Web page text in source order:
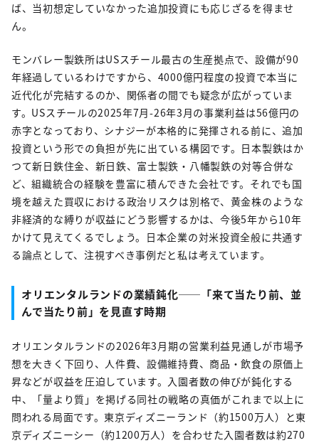
ば、当初想定していなかった追加投資にも応じざるを得ませ
ん。
モンバレー製鉄所はUSスチール最古の生産拠点で、設備が90
年経過しているわけですから、4000億円程度の投資で本当に
近代化が完結するのか、関係者の間でも疑念が広がっていま
す。USスチールの2025年7月-26年3月の事業利益は56億円の
赤字となっており、シナジーが本格的に発揮される前に、追加
投資という形での負担が先に出ている構図です。日本製鉄はか
つて新日鉄住金、新日鉄、富士製鉄・八幡製鉄の対等合併な
ど、組織統合の経験を豊富に積んできた会社です。それでも国
境を越えた買収における政治リスクは別格で、黄金株のような
非経済的な縛りが収益にどう影響するかは、今後5年から10年
かけて見えてくるでしょう。日本企業の対米投資全般に共通す
る論点として、注視すべき事例だと私は考えています。
オリエンタルランドの業績鈍化──「来て当たり前、並
んで当たり前」を見直す時期
オリエンタルランドの2026年3月期の営業利益見通しが市場予
想を大きく下回り、人件費、設備維持費、商品・飲食の原価上
昇などが収益を圧迫しています。入園者数の伸びが鈍化する
中、「量より質」を掲げる同社の戦略の真価がこれまで以上に
問われる局面です。東京ディズニーランド（約1500万人）と東
京ディズニーシー（約1200万人）を合わせた入園者数は約270